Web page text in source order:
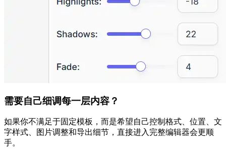
需要自己细调每一层内容？
如果你不满足于固定模板，而是希望自己控制格式、位置、文
字样式、图片调整和导出细节，直接进入完整编辑器会更顺
手。